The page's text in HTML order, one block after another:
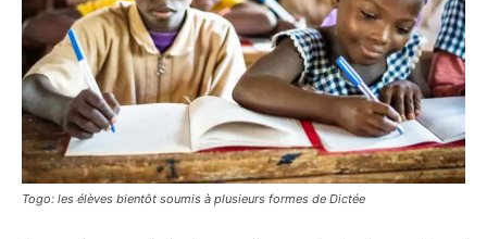
Togo: les élèves bientôt soumis à plusieurs formes de Dictée